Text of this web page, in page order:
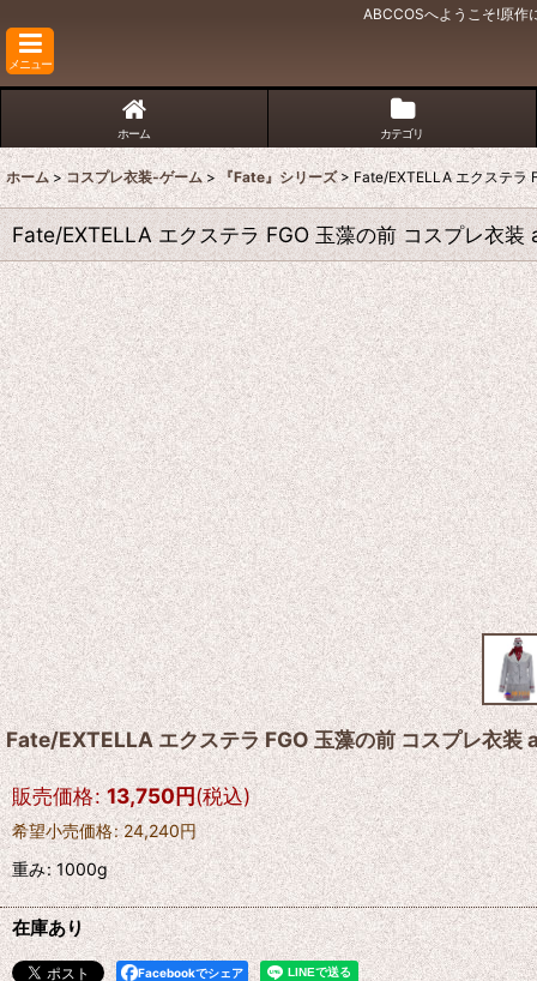
ABCCOSへようこそ!原作
メニュー
ホーム カテゴリ
ホーム > コスプレ衣装-ゲーム > 『Fate』シリーズ > Fate/EXTELLA エクステラ
Fate/EXTELLA エクステラ FGO 玉藻の前 コスプレ衣
Fate/EXTELLA エクステラ FGO 玉藻の前 コスプレ衣装
販売価格: 13,750円(税込)
希望小売価格: 24,240円
重み:1000g
在庫あり
Facebookでシェア